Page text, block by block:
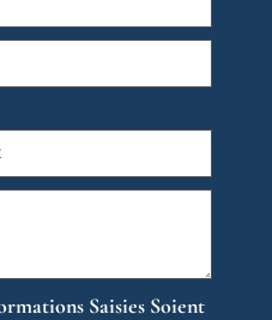
Saisies Soient